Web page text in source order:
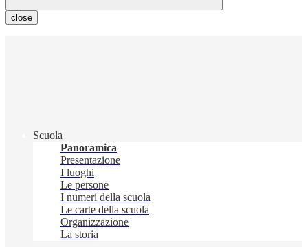
close
Scuola
Panoramica
Presentazione
I luoghi
Le persone
I numeri della scuola
Le carte della scuola
Organizzazione
La storia